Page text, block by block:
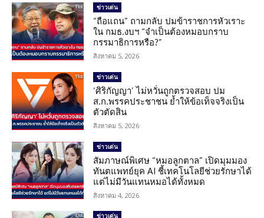
ข่าวเด่น
“ถือแถน” ถามกลับ ปมข้าราชการหัวเราะ
ใน กมธ.งบฯ “จำเป็นต้องหมอบกราบ
กรรมาธิการหรือ?”
สิงหาคม 5, 2026
ข่าวเด่น
‘ศิริกัญญา’ ไม่หวั่นถูกตรวจสอบ ปม
ส.ก.พรรคประชาชน ย้ำให้ข้อเท็จจริงเป็น
ตัวตัดสิน
สิงหาคม 5, 2026
ข่าวเด่น
สัมภาษณ์พิเศษ “หมอลูกตาล” เปิดมุมมอง
ทันตแพทย์ยุค AI ชี้เทคโนโลยีช่วยรักษาได้
แต่ไม่มีวันแทนหมอได้ทั้งหมด
สิงหาคม 4, 2026
ข่าวเด่น